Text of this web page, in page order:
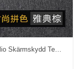
Samsung Galaxy A70s Hoesje Zacht Ster Folio Skärmskydd Tempereren Goedkoop